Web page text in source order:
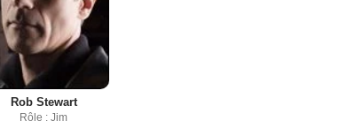
Rob Stewart
Rôle : Jim